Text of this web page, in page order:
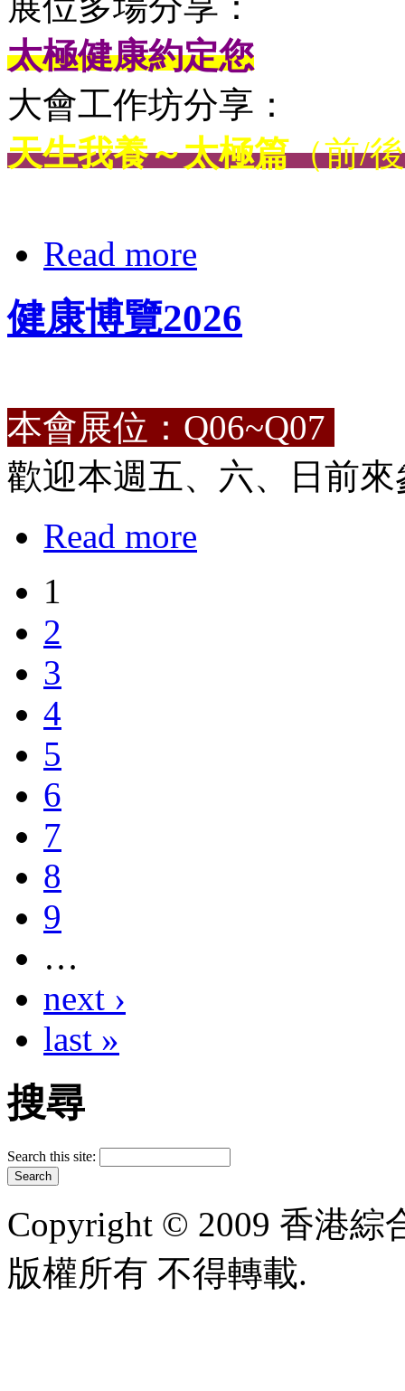
太極健康約定您
大會工作坊分享：
天生我養～太極篇（前/
Read more
健康博覽2026
本會展位：Q06~Q07
歡迎本週五、六、日前來
Read more
1
2
3
4
5
6
7
8
9
…
next ›
last »
搜尋
Search this site:
Copyright © 2009 香港綜
版權所有 不得轉載.